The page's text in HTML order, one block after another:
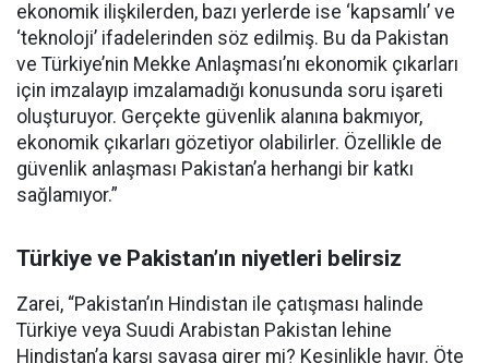
ekonomik ilişkilerden, bazı yerlerde ise ‘kapsamlı’ ve
‘teknoloji’ ifadelerinden söz edilmiş. Bu da Pakistan
ve Türkiye’nin Mekke Anlaşması’nı ekonomik çıkarları
için imzalayıp imzalamadığı konusunda soru işareti
oluşturuyor. Gerçekte güvenlik alanına bakmıyor,
ekonomik çıkarları gözetiyor olabilirler. Özellikle de
güvenlik anlaşması Pakistan’a herhangi bir katkı
sağlamıyor.”
Türkiye ve Pakistan’ın niyetleri belirsiz
Zarei, “Pakistan’ın Hindistan ile çatışması halinde
Türkiye veya Suudi Arabistan Pakistan lehine
Hindistan’a karşı savaşa girer mi? Kesinlikle hayır. Öte